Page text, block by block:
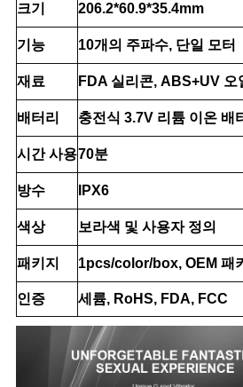
PRIVACY
POLICY
크기 206.2*60.9*35.4mm
기능 10개의 주파수, 단일 모터
재료 FDA 실리콘, ABS+UV 오
배터리 충전식 3.7V 리튬 이온 배
시간 사용70분
방수 IPX6
색상 보라색 및 사용자 정의
패키지 1pcs/color/box, OEM 패
인증 세륨, RoHS, FDA, FCC